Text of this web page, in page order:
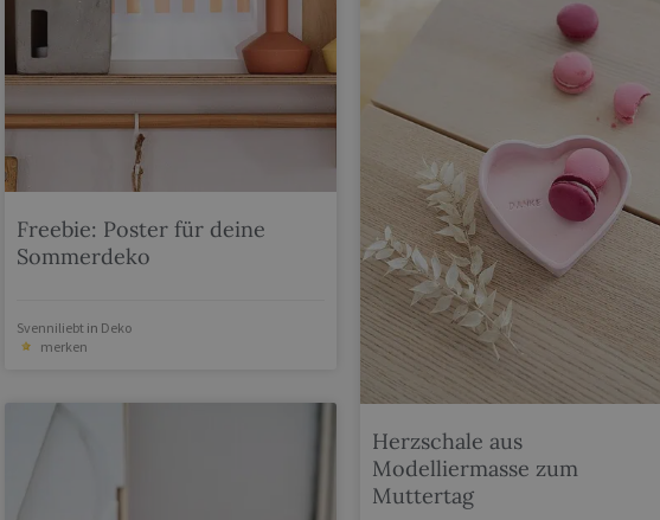
Freebie: Poster für deine
Sommerdeko
Svenniliebt in Deko
merken
Herzschale aus
Modelliermasse zum
Muttertag